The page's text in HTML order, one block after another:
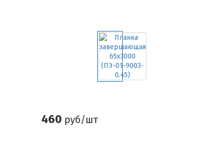
460 руб/шт